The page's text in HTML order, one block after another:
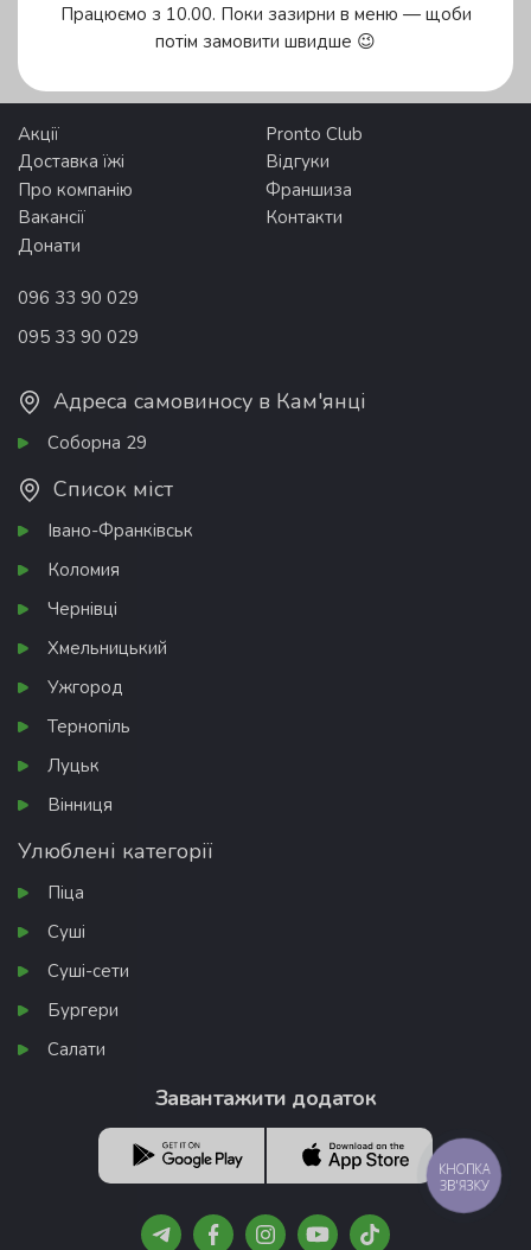
Зони доставки
Акції
Pronto Club
Доставка їжі
Відгуки
Про компанію
Франшиза
Вакансії
Контакти
Донати
096 33 90 029
095 33 90 029
Адреса самовиносу в Кам'янці
Соборна 29
Список міст
Івано-Франківськ
Коломия
Чернівці
Хмельницький
Ужгород
Тернопіль
Луцьк
Вінниця
Улюблені категорії
Піца
Суші
Суші-сети
Бургери
Салати
Завантажити додаток
Працюємо з 10.00. Поки зазирни в меню — щоби
потім замовити швидше 😉
КНОПКА
ЗВ'ЯЗКУ